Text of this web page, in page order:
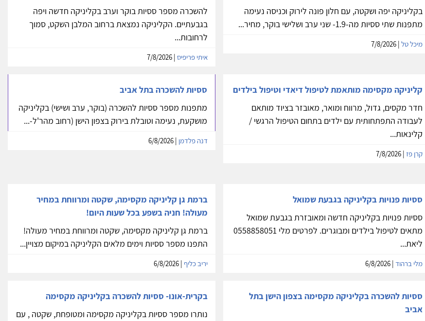
בקליניקה יפה ושקטה, עם חלון פונה לירוק וכניסה נעימה
מתפנות שתי ססיות מה-1.9- שני ערב ושלישי בוקר, מחיר...
מיכל טל| 7/8/2026
להשכרה מספר ססיות בוקר וערב בקליניקה חדשה ויפה
בגבעתיים. הקליניקה נמצאת ברחוב המלבן השקט, סמוך
לרחובות...
איתי פריפיס | 7/8/2026
קליניקה מקסימה מותאמת לטיפול דיאדי וטיפול בילדים
חדר מקסים, גדול, מרווח ומואר, מאובזר בציוד מותאם
לעבודה התפתחותית עם ילדים בתחום הטיפול הרגשי /
קלינאות...
קרן פז| 7/8/2026
ססיות להשכרה בתל אביב
מתפנות מספר ססיות להשכרה (בוקר, ערב ושישי) בקליניקה
מושקעת, נעימה וטובלת בירוק בצפון הישן (רחוב מהר'ל-...
דנה פלדמן | 6/8/2026
ססיות פנויות בקליניקה בגבעת שמואל
ססיות פנויות בקליניקה חדשה ומאובזרת בגבעת שמואל
מתאים לטיפול בילדים ומבוגרים. לפרטים מלי 0558858051
ליאת...
מלי ברהוד| 6/8/2026
ברמת גן קליניקה מקסימה, שקטה ומרווחת במחיר
מעולה! חניה בשפע בכל שעות היום!
ברמת גן קליניקה מקסימה, שקטה ומרווחת במחיר מעולה!
התפנו מספר ססיות וימים מלאים הקליניקה במיקום מצויין...
יריב כליף | 6/8/2026
ססיות להשכרה בקליניקה מקסימה בצפון הישן בתל
אביב
בקרית-אונו- ססיות להשכרה בקליניקה מקסימה
נותרו מספר ססיות בקליניקה מקסימה ומטופחת, שקטה , עם